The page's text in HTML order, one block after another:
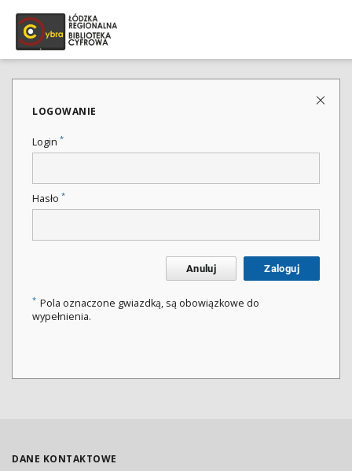
LOGOWANIE
Login *
Hasło *
Anuluj Zaloguj
* Pola oznaczone gwiazdką, są obowiązkowe do
wypełnienia.
DANE KONTAKTOWE